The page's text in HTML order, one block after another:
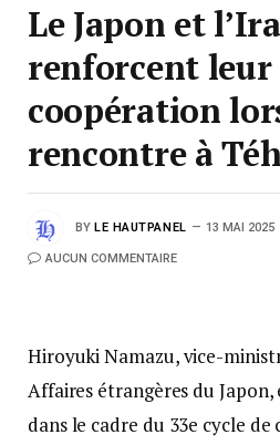
Le Japon et
renforcent leur
coopération
rencontre à
BY LE HAUTPANEL 13 MAI 2025
AUCUN COMMENTAIRE
Hiroyuki Namazu, vice-
Affaires étrangères du
dans le cadre du 33e cycle